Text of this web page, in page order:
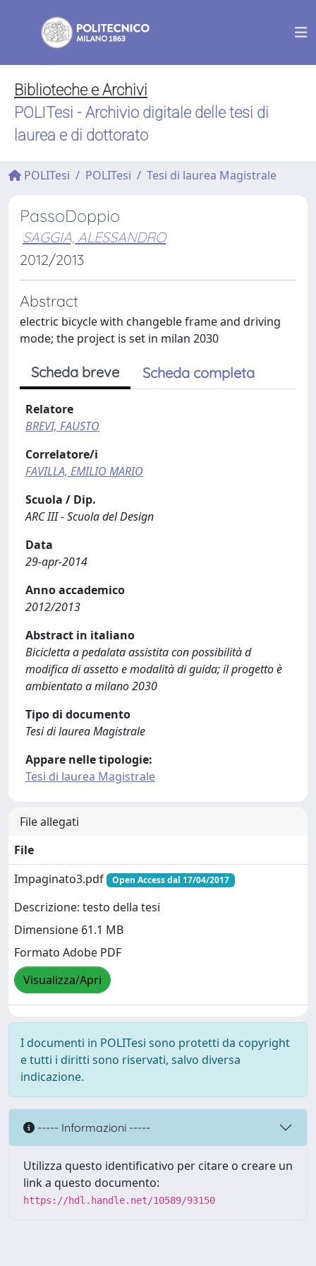
Biblioteche e Archivi
POLITesi - Archivio digitale delle tesi di
laurea e di dottorato
POLITesi POLITesi Tesi di laurea Magistrale
PassoDoppio
SAGGIA, ALESSANDRO
2012/2013
Abstract
electric bicycle with changeble frame and driving
mode; the project is set in milan 2030
Scheda breve Scheda completa
Relatore
BREVI, FAUSTO
Correlatore/i
FAVILLA, EMILIO MARIO
Scuola / Dip.
ARC III - Scuola del Design
Data
29-apr-2014
Anno accademico
2012/2013
Abstract in italiano
Bicicletta a pedalata assistita con possibilità d
modifica di assetto e modalità di guida; il progetto è
ambientato a milano 2030
Tipo di documento
Tesi di laurea Magistrale
Appare nelle tipologie:
Tesi di laurea Magistrale
File allegati
File
Impaginato3.pdf
Open Access dal 17/04/2017
Descrizione: testo della tesi
Dimensione 61.1 MB
Formato Adobe PDF
Visualizza/Apri
I documenti in POLITesi sono protetti da copyright
e tutti i diritti sono riservati, salvo diversa
indicazione.
----- Informazioni -----
Utilizza questo identificativo per citare o creare un
link a questo documento:
https://hdl.handle.net/10589/93150